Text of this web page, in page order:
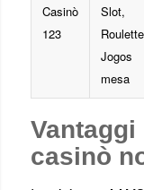
Casinò
123
Slot,
Jogos
mesa
casinò